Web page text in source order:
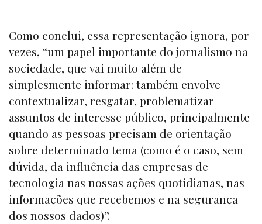
Como conclui, essa representação ignora, por
vezes, “um papel importante do jornalismo na
sociedade, que vai muito além de
simplesmente informar: também envolve
contextualizar, resgatar, problematizar
assuntos de interesse público, principalmente
quando as pessoas precisam de orientação
sobre determinado tema (como é o caso, sem
dúvida, da influência das empresas de
tecnologia nas nossas ações quotidianas, nas
informações que recebemos e na segurança
dos nossos dados)”.